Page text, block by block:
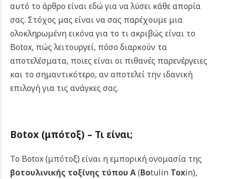
αυτό το άρθρο είναι εδώ για να λύσει κάθε απορία
σας. Στόχος μας είναι να σας παρέχουμε μια
ολοκληρωμένη εικόνα για το τι ακριβώς είναι το
Botox, πώς λειτουργεί, πόσο διαρκούν τα
αποτελέσματα, ποιες είναι οι πιθανές παρενέργειες
και το σημαντικότερο, αν αποτελεί την ιδανική
επιλογή για τις ανάγκες σας.
Botox (μπότοξ) – Τι είναι;
Το Botox (μπότοξ) είναι η εμπορική ονομασία της
βοτουλινικής τοξίνης τύπου Α(Botulin Toxin),